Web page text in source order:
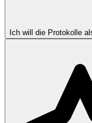
Ich will die Protokolle